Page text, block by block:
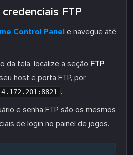
FTP
Control Panel e navegue até
da tela, localize a seção FTP
host e porta FTP, por
.
e senha FTP são os mesmos
de login no painel de jogos.